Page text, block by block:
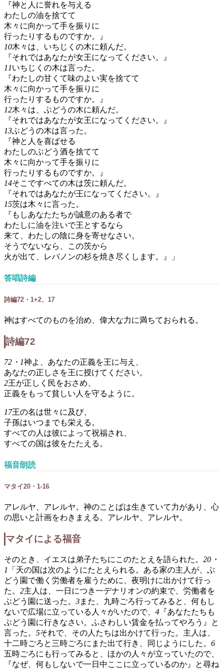
『神と人に誉れを与える
わたしの油を捨てて
木々に向かって手を振りに
行ったりするものですか。』
10木々は、いちじくの木に頼んだ。
『それではあなたが女王になってください。』
11いちじくの木は言った。
『わたしの甘くて味のよい実を捨てて
木々に向かって手を振りに
行ったりするものですか。』
12木々は、ぶどうの木に頼んだ。
『それではあなたが女王になってください。』
13ぶどうの木は言った。
『神と人を喜ばせる
わたしのぶどう酒を捨てて
木々に向かって手を振りに
行ったりするものですか。』
14そこですべての木は茨に頼んだ。
『それではあなたが王になってください。』
15茨は木々に言った。
『もしあなたたちが誠意のある者で
わたしに油を注いで王とするなら
来て、わたしの陰に身を寄せなさい。
そうでないなら、この茨から
火が出て、レバノンの杉を焼き尽くします。』」
答唱詩編
詩編72・1+2、17
神はすべてのものを治め、偉大な力に満ちておられる。
詩編72
72・1神よ、あなたの正義を王に与え、
あなたの正しさを王に授けてください。
2王が正しく民をおさめ、
正義をもって貧しい人を守るように。
17王の名は世々に及び、
子孫はいつまでも栄える。
すべての人は彼によって祝福され、
すべての国は彼をたたえる。
福音朗読
マタイ20・1-16
アレルヤ、アレルヤ。神のことばは生きていて力があり、心
の思いと計画をわきまえる。アレルヤ、アレルヤ。
マタイによる福音
そのとき、イエスは弟子たちにこのたとえを語られた。 20・
1 「天の国は次のようにたとえられる。ある家の主人が、ぶ
どう園で働く労働者を雇うために、夜明けに出かけて行っ
た。 2主人は、一日につき一デナリオンの約束で、労働者を
ぶどう園に送った。 3また、九時ごろ行ってみると、何もし
ないで広場に立っている人々がいたので、 4 『あなたたちも
ぶどう園に行きなさい。ふさわしい賃金を払ってやろう』と
言った。 5それで、その人たちは出かけて行った。主人は、
十二時ごろと三時ごろにまた出て行き、同じようにした。 6
五時ごろにも行ってみると、ほかの人々が立っていたので、
『なぜ、何もしないで一日中ここに立っているのか』と尋ね